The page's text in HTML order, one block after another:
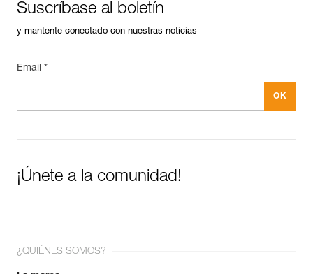
Suscríbase al boletín
y mantente conectado con nuestras noticias
Email *
¡Únete a la comunidad!
¿QUIÉNES SOMOS?